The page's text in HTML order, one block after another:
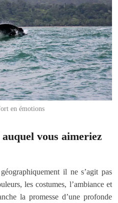
en émotions
vous aimeriez
il ne s’agit pas
les costumes, l’ambiance et
la promesse d’une profonde